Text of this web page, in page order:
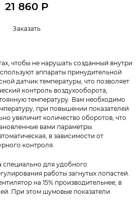
21 860 Р
Заказать
чтобы не нарушать созданный внутри
аппараты принудительной
датчик температуры, что позволяет
контроль воздухооборота,
температуру. Вам необходимо
при повышении показателей
увеличит количество оборотов, что
вами параметры.
в зависимости от
контроля.
специально для удобного
работы загнутых лопастей.
на 15% производительнее, в
При этом шумовые показатели